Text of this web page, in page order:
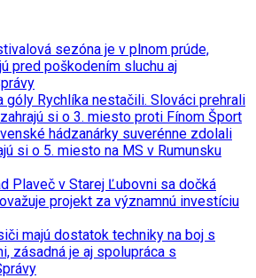
sezóna je v plnom prúde,
pred poškodením sluchu aj
góly Rychlíka nestačili. Slováci prehrali
si o 3. miesto proti Fínom Šport
hádzanárky suverénne zdolali
si o 5. miesto na MS v Rumunsku
Plaveč v Starej Ľubovni sa dočká
projekt za významnú investíciu
majú dostatok techniky na boj s
zásadná je aj spolupráca s